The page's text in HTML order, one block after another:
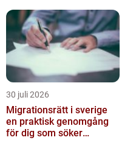
30 juli 2026
Migrationsrätt i sverige
en praktisk genomgång
för dig som söker